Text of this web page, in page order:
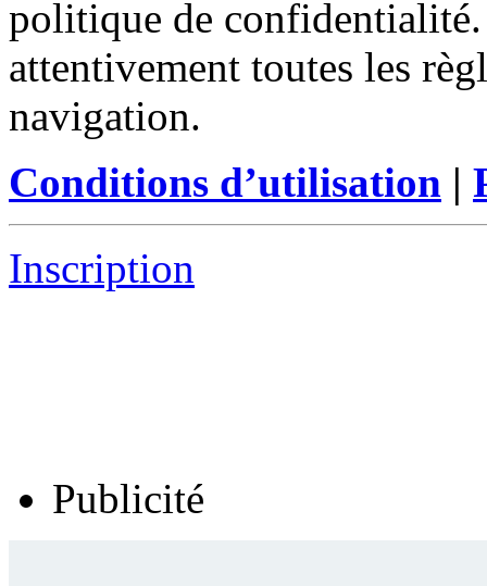
politique de
attentivement toutes les
navigation.
Conditions d’utilisation |
Inscription
Publicité